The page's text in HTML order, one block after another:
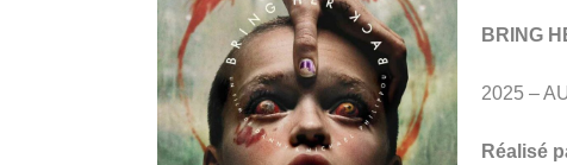
BRING
2025 –
Réalisé